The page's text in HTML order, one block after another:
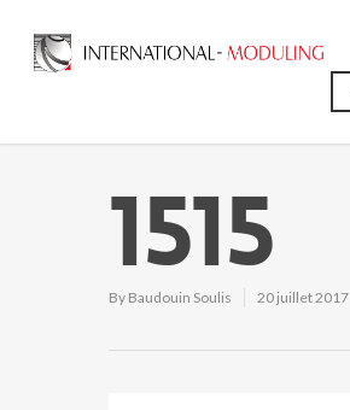
1515
By Baudouin Soulis 20 juillet 2017